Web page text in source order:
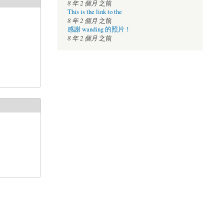
8 年 2 個月之前
This is the link to the
8 年 2 個月之前
感謝 wanding 的照片！
8 年 2 個月之前